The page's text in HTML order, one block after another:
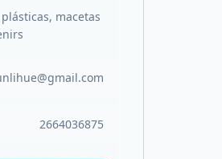
macetas
2664036875